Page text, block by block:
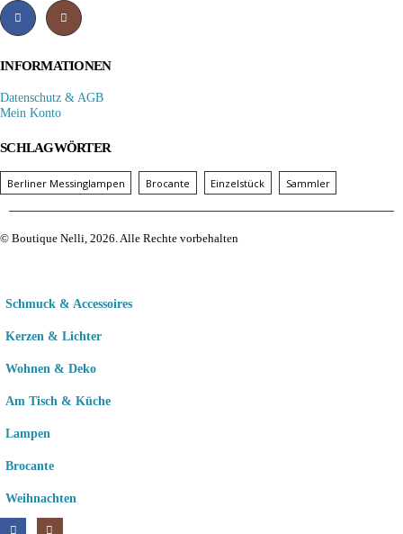
INFORMATIONEN
Datenschutz & AGB
Mein Konto
SCHLAGWÖRTER
Berliner Messinglampen Brocante Einzelstück Sammler
© Boutique Nelli, 2026. Alle Rechte vorbehalten
Schmuck & Accessoires
Kerzen & Lichter
Wohnen & Deko
Am Tisch & Küche
Lampen
Brocante
Weihnachten